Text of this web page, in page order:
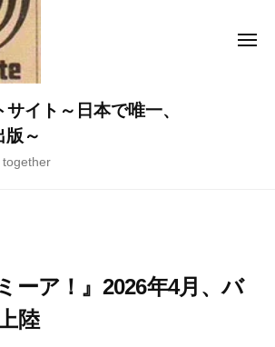
イト～日本で唯一、
～
together
メ
ーア！』2026年4月、バ
陸